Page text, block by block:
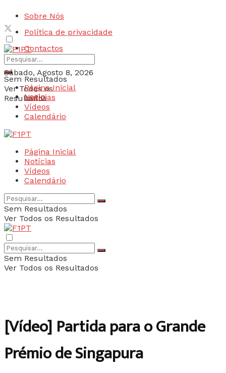
Sobre Nós
Política de privacidade
Contactos
Sábado, Agosto 8, 2026
Login
Sem Resultados
Ver Todos os
Resultados
Página Inicial
Notícias
Vídeos
Calendário
Página Inicial
Notícias
Vídeos
Calendário
Sem Resultados
Ver Todos os Resultados
Sem Resultados
Ver Todos os Resultados
[Vídeo] Partida para o Grande
Prémio de Singapura